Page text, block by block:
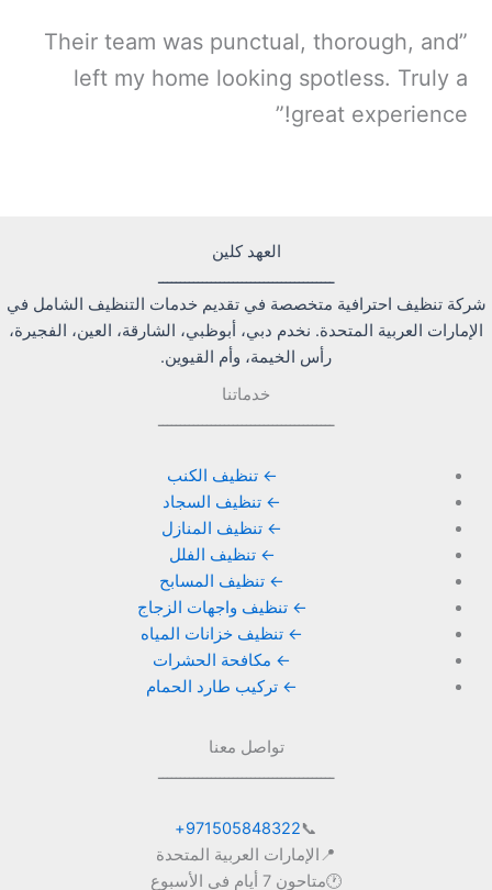
”Their team was punctual, thorough, and
left my home looking spotless. Truly a
great experience!”
العهد كلين
ــــــــــــــــــــــــــــــــــــــــ
شركة تنظيف احترافية متخصصة في تقديم خدمات التنظيف الشامل في
الإمارات العربية المتحدة. نخدم دبي، أبوظبي، الشارقة، العين، الفجيرة،
رأس الخيمة، وأم القيوين.
خدماتنا
ــــــــــــــــــــــــــــــــــــــــ
← تنظيف الكنب
← تنظيف السجاد
← تنظيف المنازل
← تنظيف الفلل
← تنظيف المسابح
← تنظيف واجهات الزجاج
← تنظيف خزانات المياه
← مكافحة الحشرات
← تركيب طارد الحمام
تواصل معنا
ــــــــــــــــــــــــــــــــــــــــ
📞
971505848322+
📍الإمارات العربية المتحدة
🕐متاحون 7 أيام في الأسبوع